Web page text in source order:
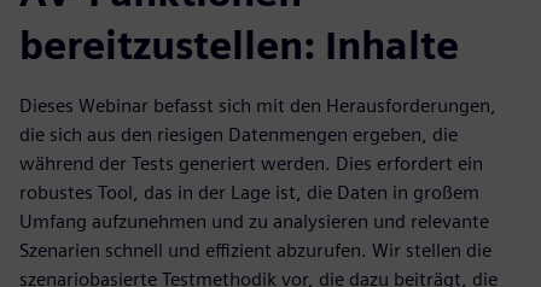
bereitzustellen: Inhalte
Dieses Webinar befasst sich mit den Herausforderungen,
die sich aus den riesigen Datenmengen ergeben, die
während der Tests generiert werden. Dies erfordert ein
robustes Tool, das in der Lage ist, die Daten in großem
Umfang aufzunehmen und zu analysieren und relevante
Szenarien schnell und effizient abzurufen. Wir stellen die
szenariobasierte Testmethodik vor, die dazu beiträgt, die